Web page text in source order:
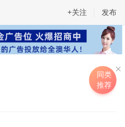
发布
+关注
同类
推荐